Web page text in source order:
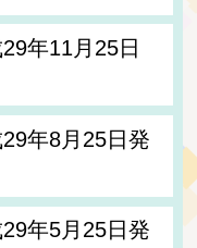
年11月25日
年8月25日発
年5月25日発